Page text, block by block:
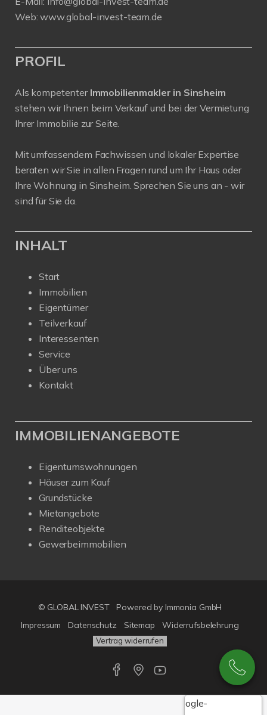
Web:www.global-invest-team.de
PROFIL
Als kompetenter Immobilienmakler in Sinsheim
stehen wir Ihnen beim Verkauf und bei der Vermietung
Ihrer Immobilie zur Seite.
Mit umfassendem Fachwissen und lokaler Expertise
beraten wir Sie in allen Fragen rund um Ihr Haus oder
Ihre Wohnung in Sinsheim. Sprechen Sie uns an - wir
sind für Sie da.
INHALT
Start
Immobilien
Eigentümer
Teilverkauf
Interessenten
Service
Über uns
Kontakt
IMMOBILIENANGEBOTE
Eigentumswohnungen
Häuser zum Kauf
Grundstücke
Mietangebote
Renditeobjekte
Gewerbeimmobilien
© GLOBAL INVEST Powered by Immonia GmbH
Impressum
Datenschutz Sitemap Widerrufsbelehrung
Vertrag widerrufen
Google-